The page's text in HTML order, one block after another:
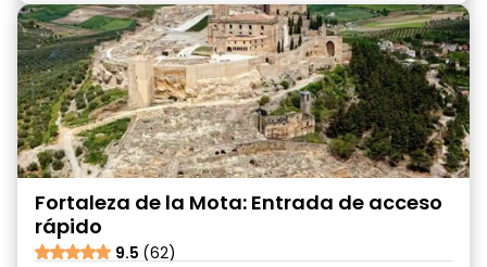
Fortaleza de la Mota: Entrada de acceso
rápido
9.5 (62)